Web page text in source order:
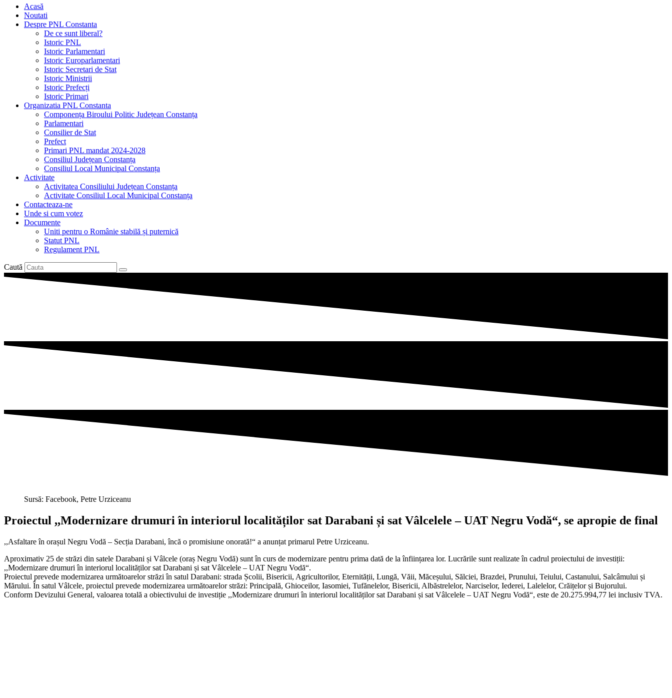
Acasă
Noutati
Despre PNL Constanta
De ce sunt liberal?
Istoric PNL
Istoric Parlamentari
Istoric Europarlamentari
Istoric Secretari de Stat
Istoric Ministrii
Istoric Prefecți
Istoric Primari
Organizatia PNL Constanta
Componența Biroului Politic Județean Constanța
Parlamentari
Consilier de Stat
Prefect
Primari PNL mandat 2024-2028
Consiliul Județean Constanța
Consiliul Local Municipal Constanța
Activitate
Activitatea Consiliului Județean Constanța
Activitate Consiliul Local Municipal Constanța
Contacteaza-ne
Unde si cum votez
Documente
Uniti pentru o Românie stabilă și puternică
Statut PNL
Regulament PNL
Caută
Sursă: Facebook, Petre Urziceanu
Proiectul ,,Modernizare drumuri în interiorul localităților sat Darabani și sat Vâlcelele – UAT Negru Vodă“, se apropie de final
,,Asfaltare în orașul Negru Vodă – Secția Darabani, încă o promisiune onorată!“ a anunțat primarul Petre Urziceanu.
Aproximativ 25 de străzi din satele Darabani și Vâlcele (oraș Negru Vodă) sunt în curs de modernizare pentru prima dată de la înființarea lor. Lucrările sunt realizate în cadrul proiectului de investiții:
,,Modernizare drumuri în interiorul localităților sat Darabani și sat Vâlcelele – UAT Negru Vodă“.
Proiectul prevede modernizarea următoarelor străzi în satul Darabani: strada Școlii, Bisericii, Agricultorilor, Eternității, Lungă, Văii, Măceșului, Sălciei, Brazdei, Prunului, Teiului, Castanului, Salcâmului și
Mărului. În satul Vâlcele, proiectul prevede modernizarea următoarelor străzi: Principală, Ghioceilor, Iasomiei, Tufănelelor, Bisericii, Albăstrelelor, Narciselor, Iederei, Lalelelor, Crăițelor și Bujorului.
Conform Devizului General, valoarea totală a obiectivului de investiție ,,Modernizare drumuri în interiorul localităților sat Darabani și sat Vâlcelele – UAT Negru Vodă“, este de 20.275.994,77 lei inclusiv TVA.